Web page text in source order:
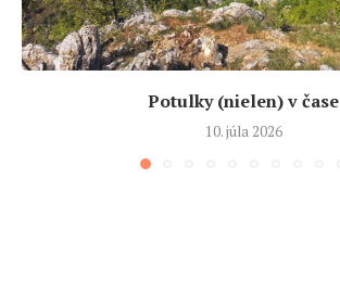
Potulky (nielen) v čase
10. júla 2026